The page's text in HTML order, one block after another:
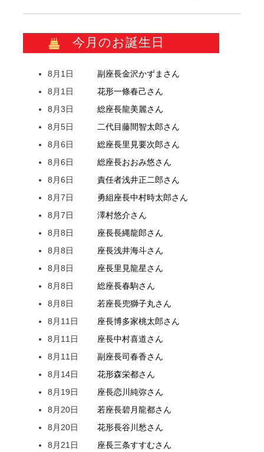
今月のお誕生日
8月1日 副座長金沢かずま さん
8月1日
花形一條春己さん
8月3日
総座長龍美麗さん
8月5日
二代目藤間智太郎さん
8月6日
総座長里見要次郎さん
8月6日
総座長おおみ悠さん
8月6日
責任者浅井正二郎さん
8月7日
勇組座長中村時太郎さん
8月7日
澤村悠介さん
8月8日
座長長縄龍郎さん
8月8日
座長浅井海斗さん
8月8日
座長里見龍星さん
8月8日
総座長春駒さん
8月8日
若座長兜獅子丸さん
8月11日
座長博多家桃太郎さん
8月11日
座長中村喜道さん
8月11日
副座長司春香さん
8月14日
花形森栄都さん
8月19日
座長恋川純弥さん
8月20日
若座長碧月龍都さん
8月20日
花形長谷川愁さん
8月21日
座長三条すすむさん